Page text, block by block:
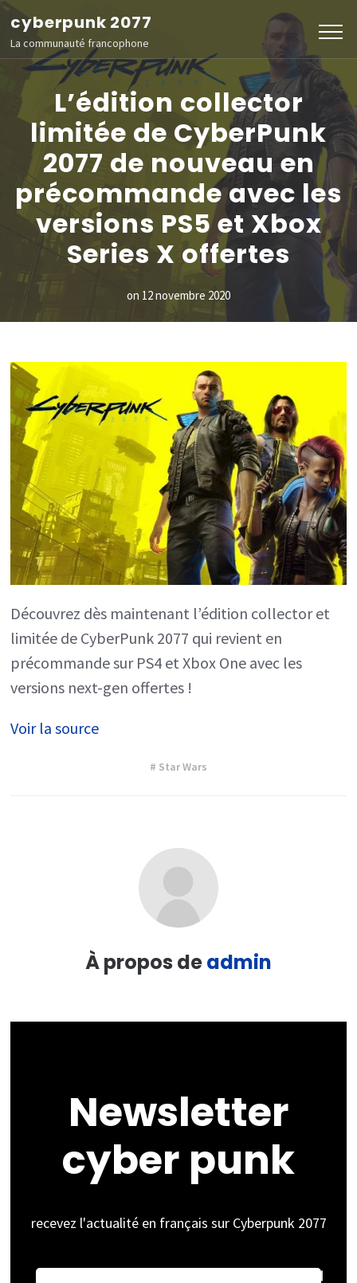
au
contenu
(Pressez
Entrée)
cyberpunk 2077
La communauté francophone
L’édition collector
limitée de CyberPunk
2077 de nouveau en
précommande avec les
versions PS5 et Xbox
Series X offertes
on 12 novembre 2020
Découvrez dès maintenant l’édition collector et
limitée de CyberPunk 2077 qui revient en
précommande sur PS4 et Xbox One avec les
versions next-gen offertes !
Voir la source
# Star Wars
À propos deadmin
Newsletter
cyber punk
recevez l'actualité en français sur Cyberpunk 2077